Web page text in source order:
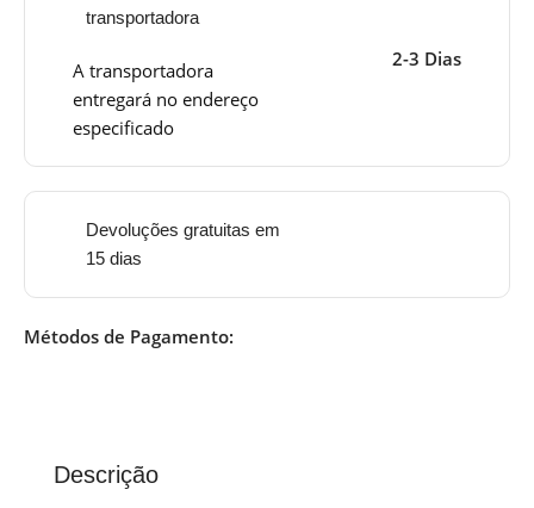
transportadora
A transportadora
entregará no endereço
especificado
2-3 Dias
Devoluções gratuitas em
15 dias
Métodos de Pagamento:
Descrição